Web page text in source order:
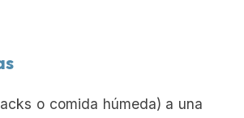
o comida húmeda) a una